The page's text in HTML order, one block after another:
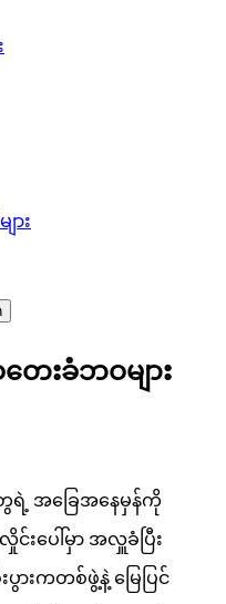
ား
ေးခံဘဝများ
ေရဲ့ အခြေအနေမှန်ကို
ပေါ်မှာ အလှူခံပြီး
ားကတစ်ဖွဲ့နဲ့ မြေပြင်